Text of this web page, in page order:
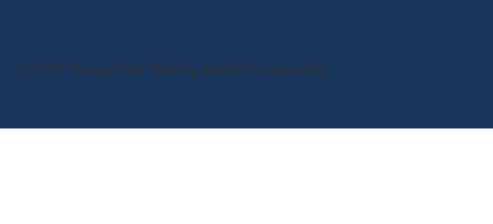
© 2026 Yuriage Port Morning Market Cooperative